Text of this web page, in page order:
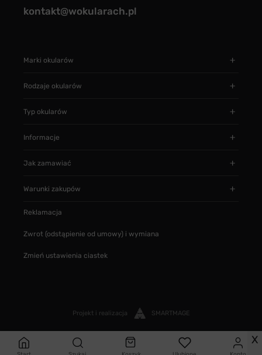
kontakt@wokularach.pl
Marki okularów
Rodzaje okularów
Typ okularów
Informacje
Jak zamawiać
Warunki zakupów
Reklamacja
Zwrot (odstąpienie od umowy) i wymiana
Zmień ustawienia ciastek
Projekt i realizacja SMARTMAGE
X